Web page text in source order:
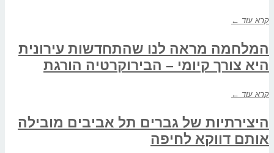
קרא עוד ←
המלחמה מראה לנו שהתחדשות עירונית
היא צורך קיומי – הבירוקרטיה הורגת
קרא עוד ←
היצירתיות של גברים תל אביבים מובילה
אותם דווקא לחיפה